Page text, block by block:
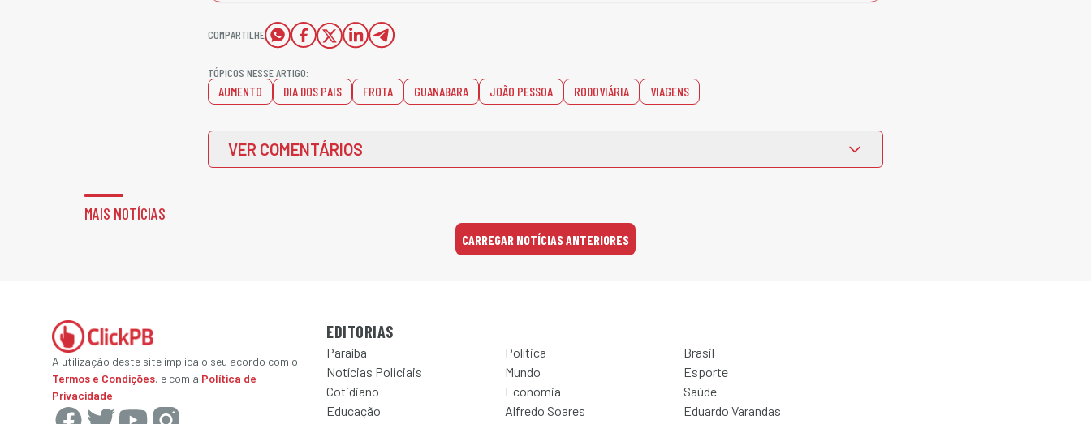
COMPARTILHE
TÓPICOS NESSE ARTIGO:
AUMENTO DIA DOS PAIS FROTA GUANABARA JOÃO PESSOA RODOVIÁRIA VIAGENS
VER COMENTÁRIOS
MAIS NOTÍCIAS
CARREGAR NOTÍCIAS ANTERIORES
A utilização deste site implica o seu acordo com o
Termos e Condições, e com a Política de
Privacidade.
EDITORIAS
Paraíba Política
Brasil
Notícias Policiais
Mundo
Esporte
Cotidiano
Economia
Saúde
Educação
Alfredo Soares
Eduardo Varandas